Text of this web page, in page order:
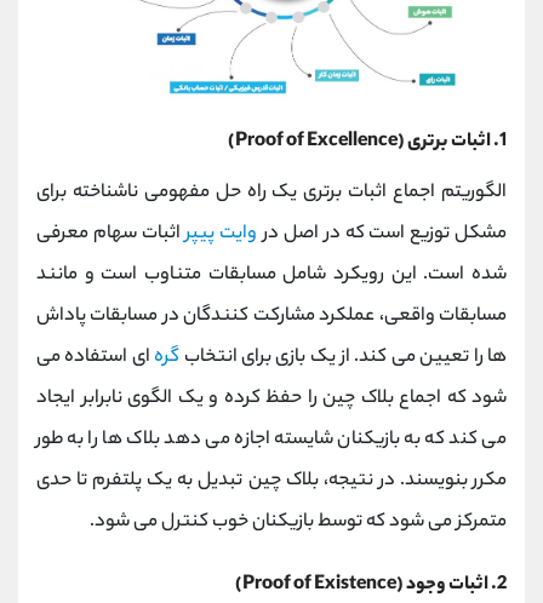
1. اثبات برتری (Proof of Excellence)
الگوریتم اجماع اثبات برتری یک راه حل مفهومی ناشناخته برای
مشکل توزیع است که در اصل دروایت پیپراثبات سهام معرفی
شده است. این رویکرد شامل مسابقات متناوب است و مانند
مسابقات واقعی، عملکرد مشارکت کنندگان در مسابقات پاداش
ها را تعیین می کند. از یک بازی برای انتخاب گرهای استفاده می
شود که اجماع بلاک چین را حفظ کرده و یک الگوی نابرابر ایجاد
می کند که به بازیکنان شایسته اجازه می دهد بلاک ها را به طور
مکرر بنویسند. در نتیجه، بلاک چین تبدیل به یک پلتفرم تا حدی
متمرکز می شود که توسط بازیکنان خوب کنترل می شود.
2. اثبات وجود (Proof of Existence)